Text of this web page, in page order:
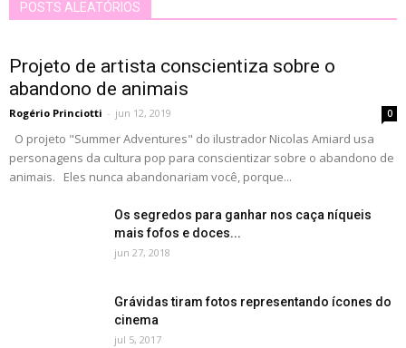
POSTS ALEATÓRIOS
Projeto de artista conscientiza sobre o
abandono de animais
Rogério Princiotti - jun 12, 2019 0
O projeto "Summer Adventures" do ilustrador Nicolas Amiard usa
personagens da cultura pop para conscientizar sobre o abandono de
animais. Eles nunca abandonariam você, porque...
Os segredos para ganhar nos caça níqueis
mais fofos e doces...
jun 27, 2018
Grávidas tiram fotos representando ícones do
cinema
jul 5, 2017